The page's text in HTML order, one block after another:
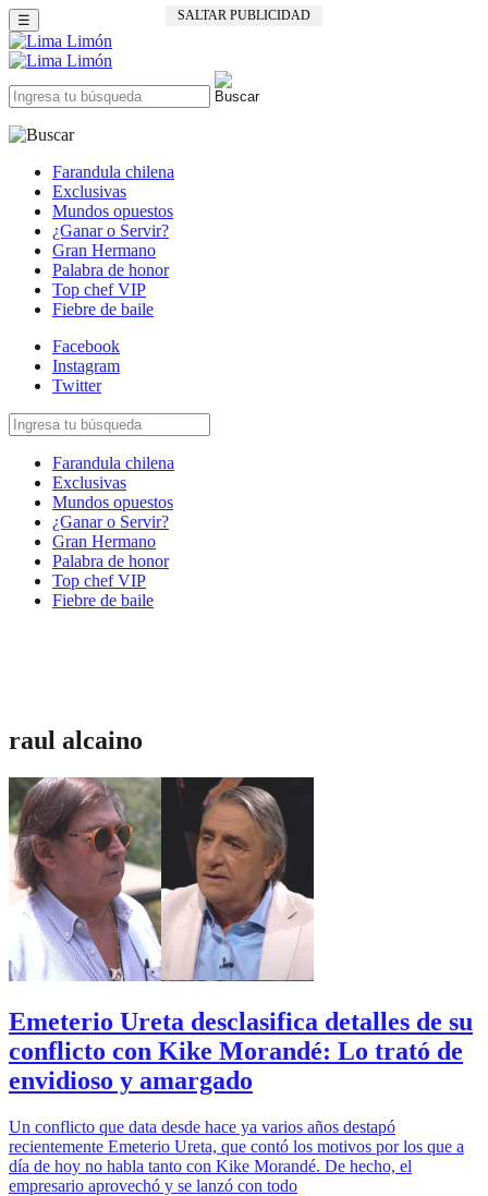
SALTAR PUBLICIDAD
☰
Farandula chilena
Exclusivas
Mundos opuestos
¿Ganar o Servir?
Gran Hermano
Palabra de honor
Top chef VIP
Fiebre de baile
Facebook
Instagram
Twitter
Farandula chilena
Exclusivas
Mundos opuestos
¿Ganar o Servir?
Gran Hermano
Palabra de honor
Top chef VIP
Fiebre de baile
raul alcaino
Emeterio Ureta desclasifica detalles de su
conflicto con Kike Morandé: Lo trató de
envidioso y amargado
Un conflicto que data desde hace ya varios años destapó
recientemente Emeterio Ureta, que contó los motivos por los que a
día de hoy no habla tanto con Kike Morandé. De hecho, el
empresario aprovechó y se lanzó con todo